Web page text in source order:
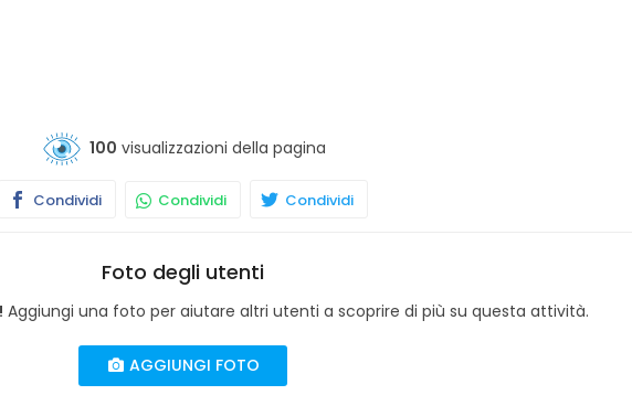
100 visualizzazioni della pagina
Condividi Condividi Condividi
Foto degli utenti
Aggiungi una foto per aiutare altri utenti a scoprire di più su questa attività.
AGGIUNGI FOTO